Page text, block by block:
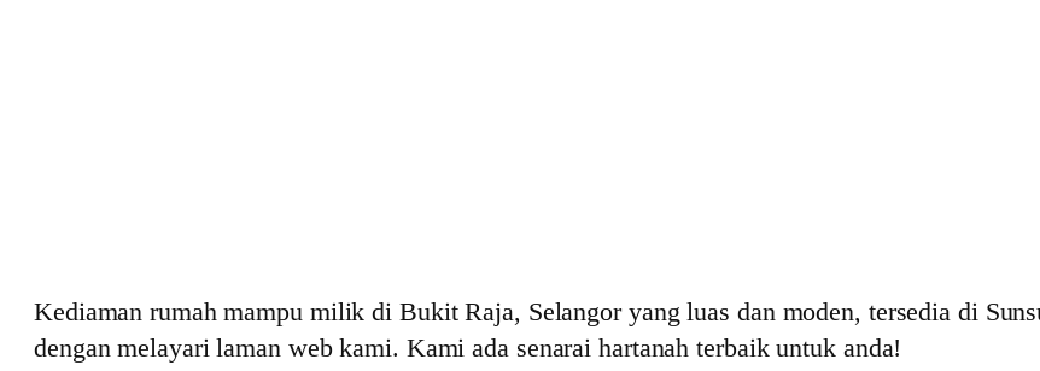
Kediaman rumah mampu milik di Bukit Raja, Selangor yang luas dan moden, tersedia di
dengan melayari laman web kami. Kami ada senarai hartanah terbaik untuk anda!